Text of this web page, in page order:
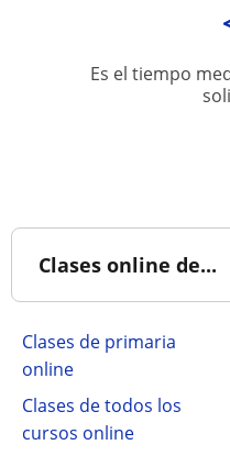
Es el tiempo
Clases online de...
Clases de primaria
online
Clases de todos los
cursos online